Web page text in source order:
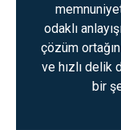
odaklı
çözüm
ve hızlı delik
bir